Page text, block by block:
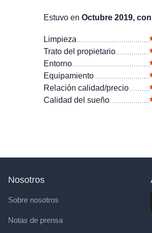
Estuvo en Octubre 2019,
Limpieza
Trato del propietario
Entorno
Equipamiento
Relación calidad/precio
Calidad del sueño
Nosotros
Sobre nosotros
Notas de prensa